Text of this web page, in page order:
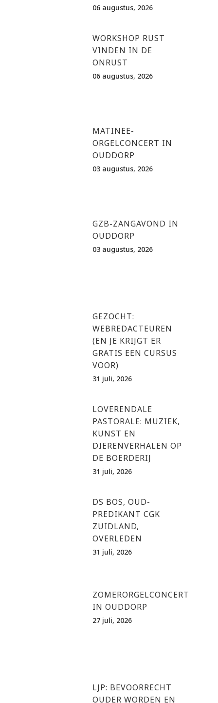
06 augustus, 2026
WORKSHOP RUST
VINDEN IN DE
ONRUST
06 augustus, 2026
MATINEE-
ORGELCONCERT IN
OUDDORP
03 augustus, 2026
GZB-ZANGAVOND IN
OUDDORP
03 augustus, 2026
GEZOCHT:
WEBREDACTEUREN
(EN JE KRIJGT ER
GRATIS EEN CURSUS
VOOR)
31 juli, 2026
LOVERENDALE
PASTORALE: MUZIEK,
KUNST EN
DIERENVERHALEN OP
DE BOERDERIJ
31 juli, 2026
DS BOS, OUD-
PREDIKANT CGK
ZUIDLAND,
OVERLEDEN
31 juli, 2026
ZOMERORGELCONCERT
IN OUDDORP
27 juli, 2026
LJP: BEVOORRECHT
OUDER WORDEN EN